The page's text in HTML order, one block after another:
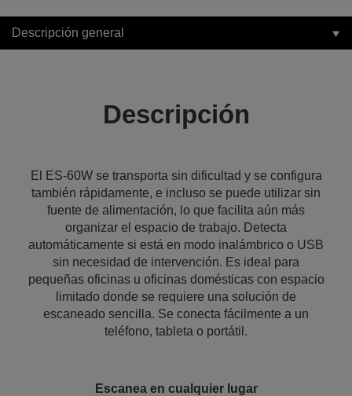
Descripción general
Descripción
El ES-60W se transporta sin dificultad y se configura
también rápidamente, e incluso se puede utilizar sin
fuente de alimentación, lo que facilita aún más
organizar el espacio de trabajo. Detecta
automáticamente si está en modo inalámbrico o USB
sin necesidad de intervención. Es ideal para
pequeñas oficinas u oficinas domésticas con espacio
limitado donde se requiere una solución de
escaneado sencilla. Se conecta fácilmente a un
teléfono, tableta o portátil.
Escanea en cualquier lugar